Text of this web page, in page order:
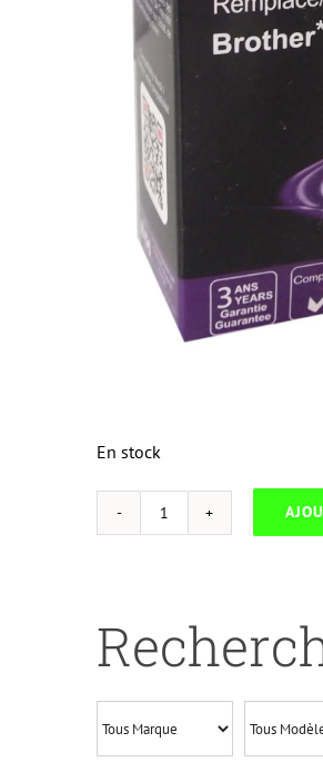
En stock
quantité
123Y-
DCPJ4110DW-
NEW